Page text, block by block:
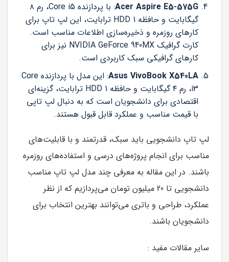
Acer Aspire E5-575G
: با پردازنده Core i5، رم ۸
گیگابایت و حافظه HDD 1 ترابایت، این لپ تاپ برای
کارهای روزمره و ذخیره‌سازی اطلاعات مناسب است.
کارت گرافیک NVIDIA GeForce 940MX نیز برای
کارهای گرافیکی سبک کاربردی است.
Asus VivoBook X540LA
: این مدل با پردازنده Core
i3، رم ۴ گیگابایت و حافظه HDD 1 ترابایت، گزینه‌ای
اقتصادی برای دانشجویان است که به دنبال لپ تاپی
با قیمت مناسب و عملکرد قابل قبول هستند.
لپ تاپ دانشجویی باید سبک، قدرتمند و با قابلیت‌های
مناسب برای انجام پروژه‌های درسی و استفاده‌های روزمره
باشند. در این مقاله به معرفی چند مدل لپ تاپ مناسب
دانشجویی تا 20 میلیون تومان می‌پردازیم که از نظر
عملکرد، طراحی و باتری می‌توانند بهترین انتخاب برای
دانشجویان باشند.
سایر مقالات مفید :